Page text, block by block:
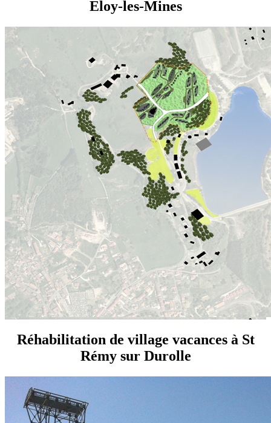
Eloy-les-Mines
Réhabilitation de village vacances à St
Rémy sur Durolle